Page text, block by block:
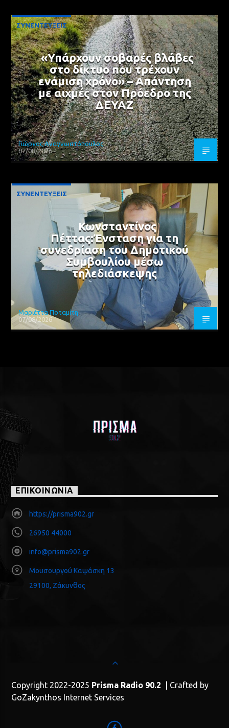
ΣΥΝΕΝΤΕΥΞΕΙΣ
«Υπάρχουν σοβαρές βλάβες
στο δίκτυο που τρέχουν
ενάμιση χρόνο» – Απάντηση
με αιχμές στον Πρόεδρο της
ΔΕΥΑΖ
Γιώργος Αναγνωστόπουλος
07/08/2026
ΣΥΝΕΝΤΕΥΞΕΙΣ
Κωνσταντίνος
Πέττας:Ένσταση για τη
συνεδρίαση του Δημοτικού
Συμβουλίου μέσω
τηλεδιάσκεψης
Μαριέττα Ποταμίτη
07/08/2026
ΕΠΙΚΟΙΝΩΝΙΑ
https://prisma902.gr
26950 44000
info@prisma902.gr
Μουσουργού Καψάσκη 13
29100, Ζάκυνθος
Copyright 2022-2025 Prisma Radio 90.2 | Crafted by
GoZakynthos Internet Services